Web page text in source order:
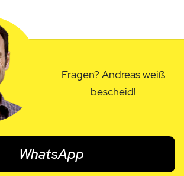
Fragen? Andreas weiß
bescheid!
WhatsApp